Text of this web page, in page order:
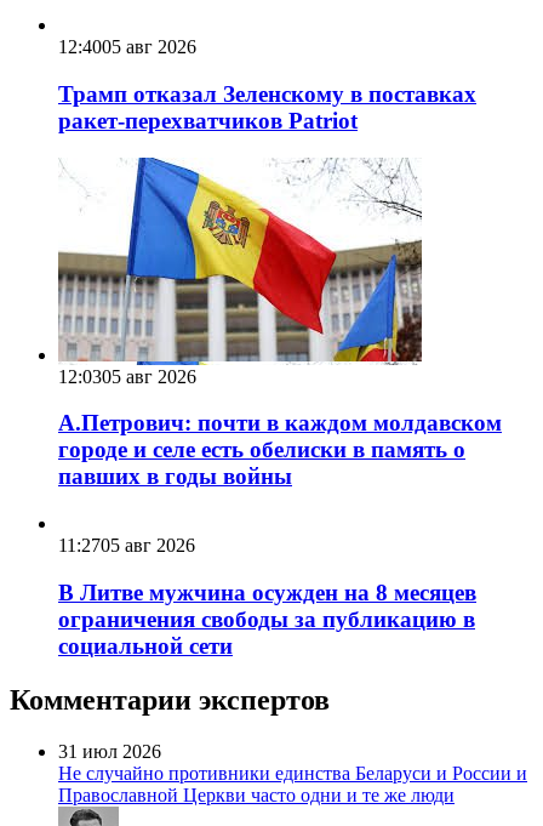
12:4005 авг 2026
Трамп отказал Зеленскому в поставках
ракет-перехватчиков Patriot
12:0305 авг 2026
А.Петрович: почти в каждом молдавском
городе и селе есть обелиски в память о
павших в годы войны
11:2705 авг 2026
В Литве мужчина осужден на 8 месяцев
ограничения свободы за публикацию в
социальной сети
Комментарии экспертов
31 июл 2026
Не случайно противники единства Беларуси и России и
Православной Церкви часто одни и те же люди